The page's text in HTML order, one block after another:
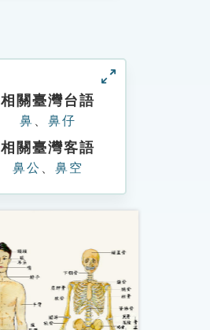
相關臺灣台語
鼻 鼻仔
相關臺灣客語
鼻公 鼻空